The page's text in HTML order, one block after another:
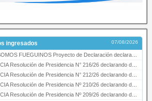
ingresados 07/08/2026
FUEGUINOS Proyecto de Declaración declarando de interés provincial PRESIDENCI…
de Presidencia N° 216/26 declarando de interés provincial la labor …
de Presidencia N° 212/26 declarando de interés provincial el “50° A…
de Presidencia Nº 210/26 declarando de interés provincial el proyec…
de Presidencia Nº 209/26 declarando de interés provincial la presen…